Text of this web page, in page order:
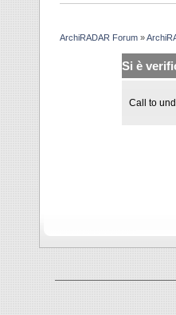
ArchiRADAR Forum »
Si è
Call to